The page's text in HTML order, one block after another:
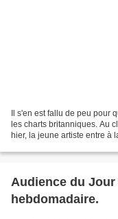
Il s'en est fallu de peu pour
les charts britanniques. Au
hier, la jeune artiste entre à
Audience du
hebdomadaire.